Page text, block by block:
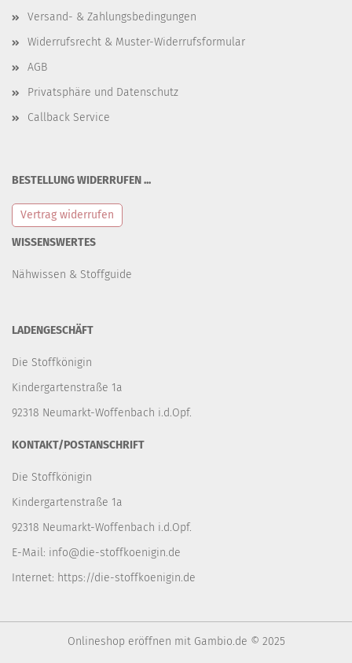
Versand- & Zahlungsbedingungen
Widerrufsrecht & Muster-Widerrufsformular
AGB
Privatsphäre und Datenschutz
Callback Service
BESTELLUNG WIDERRUFEN ...
Vertrag widerrufen
WISSENSWERTES
Nähwissen & Stoffguide
LADENGESCHÄFT
Die Stoffkönigin
Kindergartenstraße 1a
92318 Neumarkt-Woffenbach i.d.Opf.
KONTAKT/POSTANSCHRIFT
Die Stoffkönigin
Kindergartenstraße 1a
92318 Neumarkt-Woffenbach i.d.Opf.
E-Mail: info@die-stoffkoenigin.de
Internet: https://die-stoffkoenigin.de
Onlineshop eröffnen mit Gambio.de © 2025